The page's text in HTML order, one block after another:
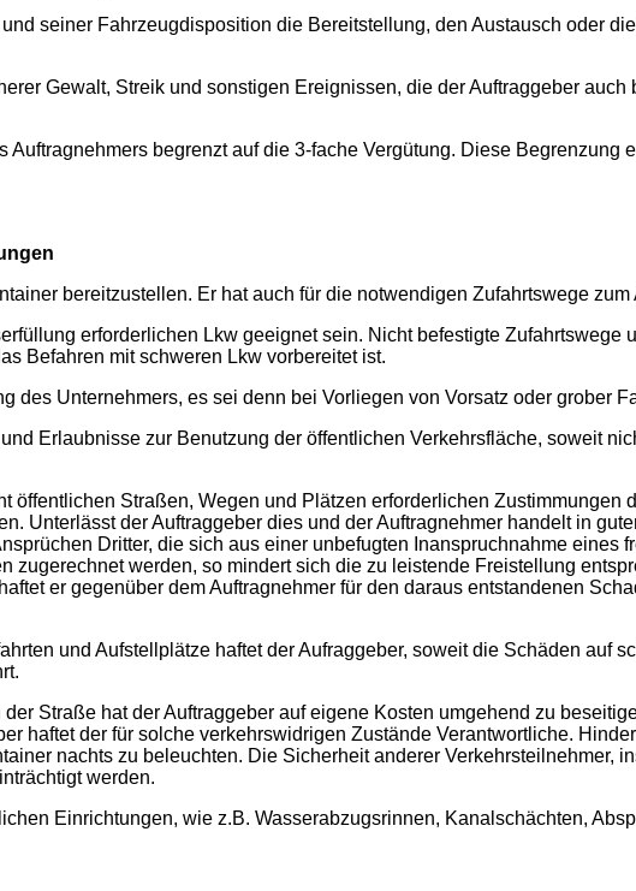
seiner Fahrzeugdisposition die Bereitstellung, den Austausch oder
Gewalt, Streik und sonstigen Ereignissen, die der Auftraggeber auch
begrenzt auf die 3-fache Vergütung. Diese Begrenzung
bereitzustellen. Er hat auch für die notwendigen Zufahrtswege
erforderlichen Lkw geeignet sein. Nicht befestigte Zufahrtswege
Befahren mit schweren Lkw vorbereitet ist.
des Unternehmers, es sei denn bei Vorliegen von Vorsatz oder grober
Erlaubnisse zur Benutzung der öffentlichen Verkehrsfläche, soweit
öffentlichen Straßen, Wegen und Plätzen erforderlichen Zustimmungen
Unterlässt der Auftraggeber dies und der Auftragnehmer handelt in
Dritter, die sich aus einer unbefugten Inanspruchnahme eines
werden, so mindert sich die zu leistende Freistellung
er gegenüber dem Auftragnehmer für den daraus entstandenen
und Aufstellplätze haftet der Aufraggeber, soweit die Schäden auf
Straße hat der Auftraggeber auf eigene Kosten umgehend zu
haftet der für solche verkehrswidrigen Zustände Verantwortliche.
nachts zu beleuchten. Die Sicherheit anderer Verkehrsteilnehmer,
werden.
Einrichtungen, wie z.B. Wasserabzugsrinnen, Kanalschächten,